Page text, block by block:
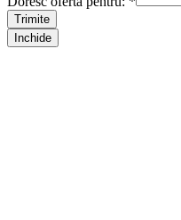
Trimite
Inchide